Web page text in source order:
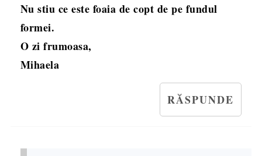
Nu stiu ce este foaia de copt de pe fundul
formei.
O zi frumoasa,
Mihaela
RĂSPUNDE